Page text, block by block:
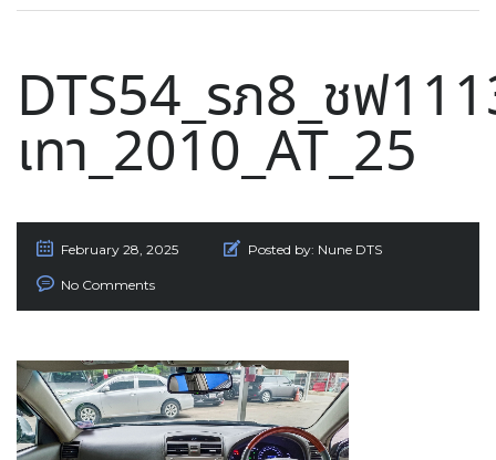
DTS54_รภ8_ชฟ
เทา_2010_AT_25
February 28, 2025 Posted by: Nune DTS
No Comments